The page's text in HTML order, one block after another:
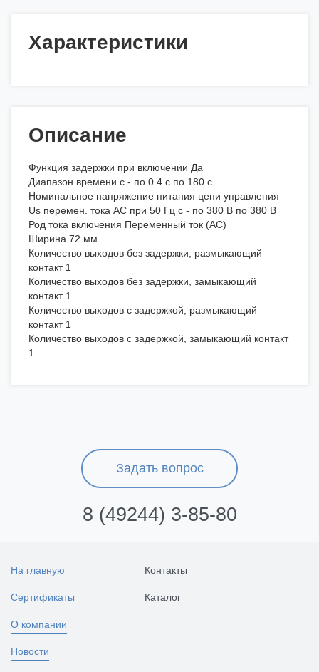
Характеристики
Описание
Функция задержки при включении Да
Диапазон времени с - по 0.4 с по 180 с
Номинальное напряжение питания цепи управления
Us перемен. тока АС при 50 Гц с - по 380 В по 380 В
Род тока включения Переменный ток (AC)
Ширина 72 мм
Количество выходов без задержки, размыкающий
контакт 1
Количество выходов без задержки, замыкающий
контакт 1
Количество выходов с задержкой, размыкающий
контакт 1
Количество выходов с задержкой, замыкающий контакт
1
Задать вопрос
8 (49244) 3-85-80
На главную
Сертификаты
О компании
Новости
Контакты
Каталог